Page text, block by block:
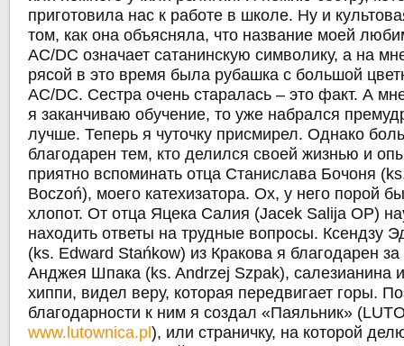
приготовила нас к работе в школе. Ну и
том, как она объясняла, что название моей
AC/DC означает сатанинскую символику, а на
рясой в это время была рубашка с большой
AC/DC. Сестра очень старалась – это факт. А
я заканчиваю обучение, то уже набрался
лучше. Теперь я чуточку присмирел. Однако
благодарен тем, кто делился своей жизнью и
приятно вспоминать отца Станислава Бочоня
Boczoń), моего катехизатора. Ох, у него порой
хлопот. От отца Яцека Салия (Jacеk Salija OP)
находить ответы на трудные вопросы. Ксендзу
(ks. Edward Stańkow) из Кракова я благодарен за
Анджея Шпака (ks. Andrzej Szpak), салезианина
хиппи, видел веру, которая передвигает горы.
благодарности к ним я создал «Паяльник»
www.lutownica.pl), или страничку, на которой